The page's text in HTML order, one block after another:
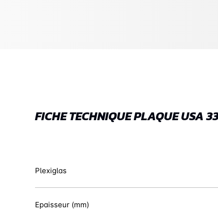
FICHE TECHNIQUE PLAQUE USA
Plexiglas
Epaisseur (mm)